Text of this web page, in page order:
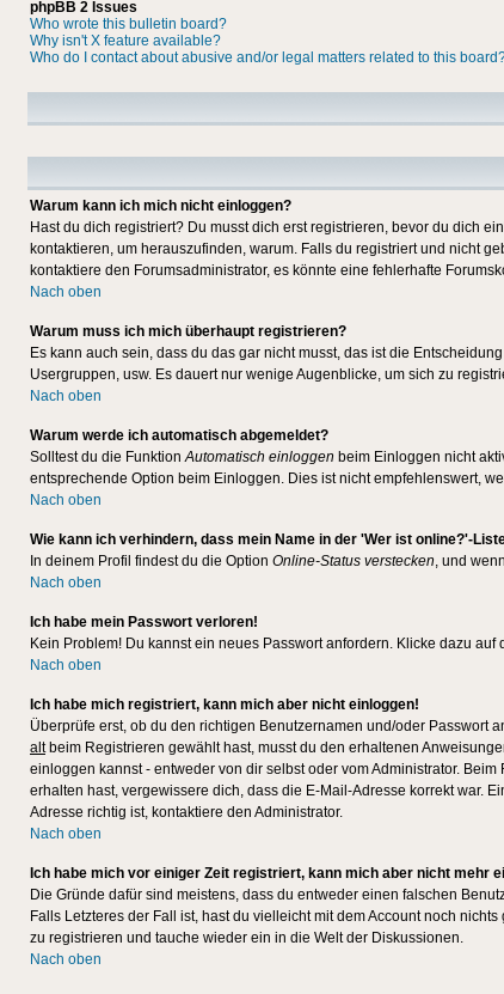
phpBB 2 Issues
Who wrote this bulletin board?
Why isn't X feature available?
Who do I contact about abusive and/or legal matters related to this
Warum kann ich mich nicht einloggen?
Hast du dich registriert? Du musst dich erst registrieren, bevor du dich
kontaktieren, um herauszufinden, warum. Falls du registriert und nicht
kontaktiere den Forumsadministrator, es könnte eine fehlerhafte
Nach oben
Warum muss ich mich überhaupt registrieren?
Es kann auch sein, dass du das gar nicht musst, das ist die
Usergruppen, usw. Es dauert nur wenige Augenblicke, um sich zu
Nach oben
Warum werde ich automatisch abgemeldet?
Solltest du die FunktionAutomatisch einloggen beim Einloggen nicht
entsprechende Option beim Einloggen. Dies ist nicht empfehlenswert,
Nach oben
Wie kann ich verhindern, dass mein Name in der 'Wer ist online?'-
In deinem Profil findest du die Option Online-Status verstecken, und
Nach oben
Ich habe mein Passwort verloren!
Kein Problem! Du kannst ein neues Passwort anfordern. Klicke dazu auf
Nach oben
Ich habe mich registriert, kann mich aber nicht einloggen!
Überprüfe erst, ob du den richtigen Benutzernamen und/oder Passwort
altbeim Registrieren gewählt hast, musst du den erhaltenen
einloggen kannst - entweder von dir selbst oder vom Administrator.
erhalten hast, vergewissere dich, dass die E-Mail-Adresse korrekt war.
Adresse richtig ist, kontaktiere den Administrator.
Nach oben
Ich habe mich vor einiger Zeit registriert, kann mich aber nicht mehr
Die Gründe dafür sind meistens, dass du entweder einen falschen
Falls Letzteres der Fall ist, hast du vielleicht mit dem Account noch
zu registrieren und tauche wieder ein in die Welt der Diskussionen.
Nach oben